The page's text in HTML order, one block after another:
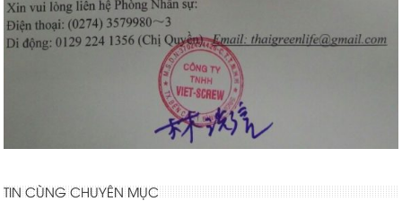
TIN CÙNG CHUYÊN MỤC